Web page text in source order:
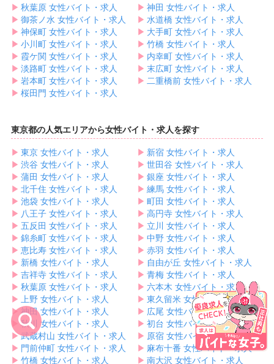
▶︎ 秋葉原 女性バイト・求人 ▶︎ 神田 女性バイト・求人
▶︎ 御茶ノ水 女性バイト・求人 ▶︎ 水道橋 女性バイト・求人
▶︎ 神保町 女性バイト・求人 ▶︎ 大手町 女性バイト・求人
▶︎ 小川町 女性バイト・求人 ▶︎ 竹橋 女性バイト・求人
▶︎ 霞ケ関 女性バイト・求人 ▶︎ 内幸町 女性バイト・求人
▶︎ 淡路町 女性バイト・求人 ▶︎ 末広町 女性バイト・求人
▶︎ 岩本町 女性バイト・求人 ▶︎ 二重橋前 女性バイト・求人
▶︎ 桜田門 女性バイト・求人
東京都の人気エリアから女性バイト・求人を探す
▶︎ 東京 女性バイト・求人 ▶︎ 新宿 女性バイト・求人
▶︎ 渋谷 女性バイト・求人 ▶︎ 世田谷 女性バイト・求人
▶︎ 蒲田 女性バイト・求人 ▶︎ 銀座 女性バイト・求人
▶︎ 北千住 女性バイト・求人 ▶︎ 練馬 女性バイト・求人
▶︎ 池袋 女性バイト・求人 ▶︎ 町田 女性バイト・求人
▶︎ 八王子 女性バイト・求人 ▶︎ 高円寺 女性バイト・求人
▶︎ 五反田 女性バイト・求人 ▶︎ 立川 女性バイト・求人
▶︎ 錦糸町 女性バイト・求人 ▶︎ 中野 女性バイト・求人
▶︎ 恵比寿 女性バイト・求人 ▶︎ 赤羽 女性バイト・求人
▶︎ 新橋 女性バイト・求人 ▶︎ 自由が丘 女性バイト・求人
▶︎ 吉祥寺 女性バイト・求人 ▶︎ 青梅 女性バイト・求人
▶︎ 秋葉原 女性バイト・求人 ▶︎ 六本木 女性バイト・求人
▶︎ 上野 女性バイト・求人 ▶︎ 東久留米 女性バイト・求人
▶︎神田 女性バイト・求人 ▶︎ 広尾 女性バイト・求人
▶︎秋川 女性バイト・求人 ▶︎ 初台 女性バイト・求人
▶︎武蔵村山 女性バイト・求人 ▶︎ 原宿 女性バイト・求人
▶︎ 門前仲町 女性バイト・求人 ▶︎ 麻布十番 女性バイト・求人
▶︎ 竹橋 女性バイト・求人 ▶︎ 南大沢 女性バイト・求人